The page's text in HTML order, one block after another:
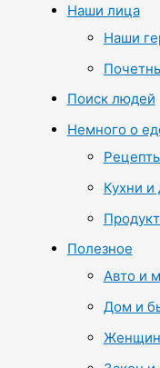
Наши лица
Наши
Поиск людей
Немного о
Кухни и
Полезное
Авто и
Дом и